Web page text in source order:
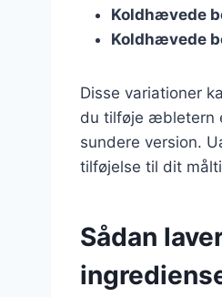
Koldhævede
Koldhævede
Disse variationer
du tilføje æbletern
sundere version.
tilføjelse til dit
Sådan